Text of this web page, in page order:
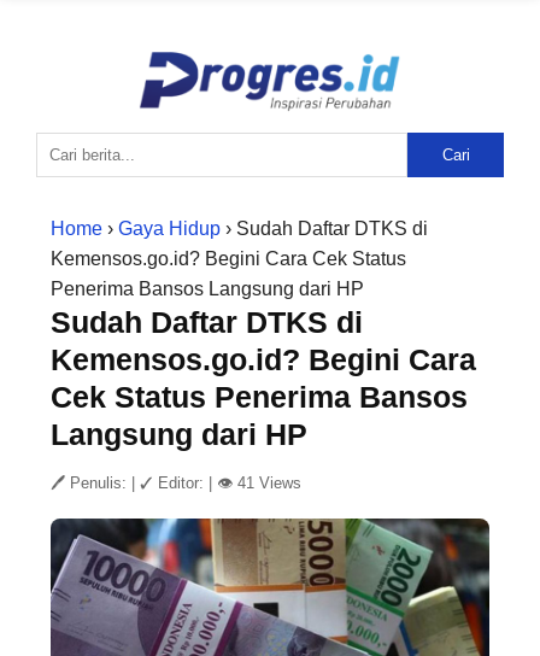
Cari
Home › Gaya Hidup › Sudah Daftar DTKS di
Kemensos.go.id? Begini Cara Cek Status
Penerima Bansos Langsung dari HP
Sudah Daftar DTKS di
Kemensos.go.id? Begini Cara
Cek Status Penerima Bansos
Langsung dari HP
🖊 Penulis: ✓ Editor: 👁 41 Views